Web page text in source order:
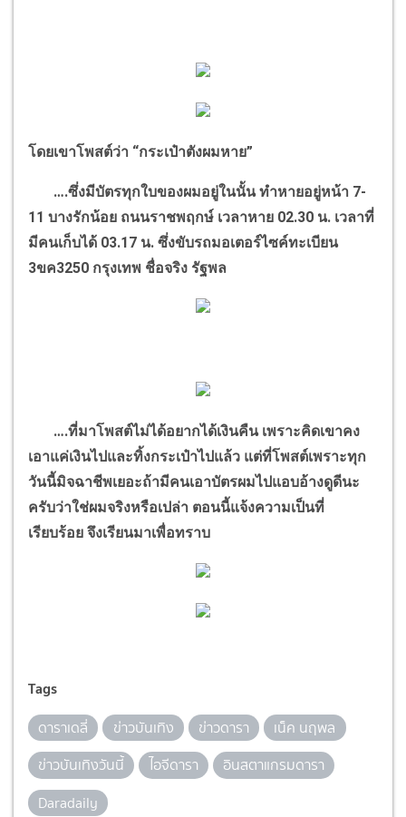
โดยเขาโพสต์ว่า “กระเป๋าตังผมหาย”
….ซึ่งมีบัตรทุกใบของผมอยู่ในนั้น ทำหายอยู่หน้า 7-
11 บางรักน้อย ถนนราชพฤกษ์ เวลาหาย 02.30 น. เวลาที่
มีคนเก็บได้ 03.17 น. ซึ่งขับรถมอเตอร์ไซค์ทะเบียน
3ขค3250 กรุงเทพ ชื่อจริง รัฐพล
….ที่มาโพสต์ไม่ได้อยากได้เงินคืน เพราะคิดเขาคง
เอาแค่เงินไปและทิ้งกระเป๋าไปแล้ว แต่ที่โพสต์เพราะทุก
วันนี้มิจฉาชีพเยอะถ้ามีคนเอาบัตรผมไปแอบอ้างดูดีนะ
ครับว่าใช่ผมจริงหรือเปล่า ตอนนี้แจ้งความเป็นที่
เรียบร้อย จึงเรียนมาเพื่อทราบ
Tags
ดาราเดลี่ ข่าวบันเทิง ข่าวดารา
เน็ค นฤพล
ข่าวบันเทิงวันนี้
ไอจีดารา
อินสตาแกรมดารา
Daradaily